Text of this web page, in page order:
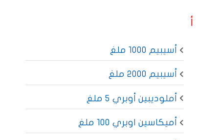
أسيبيم 1000 ملغ
أسيبيم 2000 ملغ
أملوديبين أوبري 5 ملغ
أميكاسين اوبري 100 ملغ